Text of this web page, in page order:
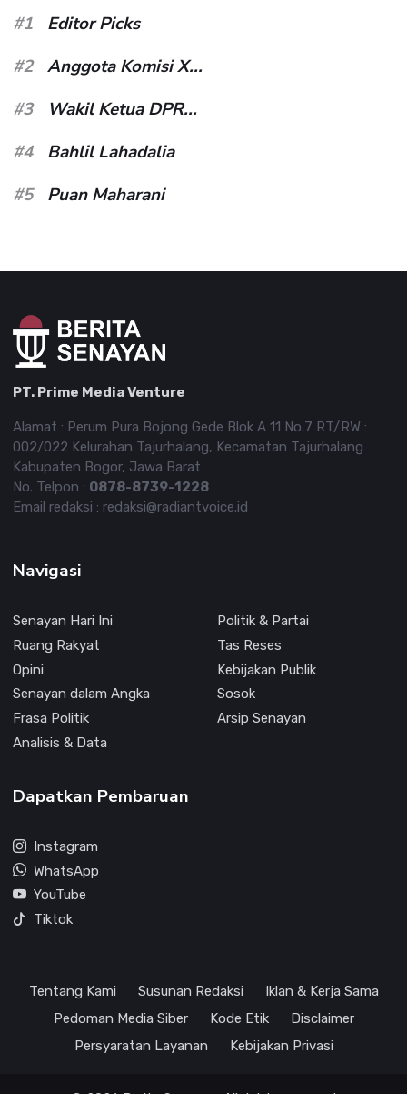
#1
Editor Picks
#2
Anggota Komisi X...
#3
Wakil Ketua DPR...
#4
Bahlil Lahadalia
#5
Puan Maharani
PT. Prime Media Venture
Alamat : Perum Pura Bojong Gede Blok A 11 No.7 RT/RW :
002/022 Kelurahan Tajurhalang, Kecamatan Tajurhalang
Kabupaten Bogor, Jawa Barat
No. Telpon : 0878-8739-1228
Email redaksi : redaksi@radiantvoice.id
Navigasi
Senayan Hari Ini
Politik & Partai
Ruang Rakyat
Tas Reses
Opini
Kebijakan Publik
Senayan dalam Angka
Sosok
Frasa Politik
Arsip Senayan
Analisis & Data
Dapatkan Pembaruan
Instagram
WhatsApp
YouTube
Tiktok
Tentang Kami Susunan Redaksi
Iklan & Kerja Sama
Pedoman Media Siber
Kode Etik
Disclaimer
Persyaratan Layanan
Kebijakan Privasi